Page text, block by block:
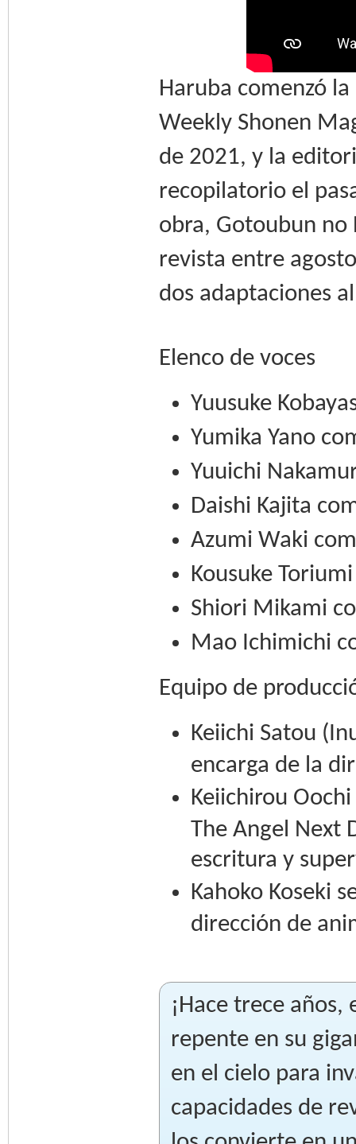
Haruba comenzó
Weekly Shonen
de 2021, y la
recopilatorio el
obra, Gotoubun no
revista entre
dos adaptaciones
Elenco de voces
Yuusuke
Yumika Yano
Yuuichi
Daishi Kajita
Azumi Waki
Kousuke
Shiori Mikami
Mao Ichimichi
Equipo de
Keiichi Satou
encarga de la
Keiichirou
The Angel Next
escritura y
Kahoko Koseki
dirección de
¡Hace trece
repente en su
en el cielo para
capacidades de